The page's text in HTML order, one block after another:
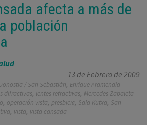
afecta a más de
población
13 de Febrero de 2009
Donostia / San Sebastián, Enrique Aramendia
difractivas, lentes refractivas, Mercedes Zabaleta
, operación vista, presbicia, Sala Kutxa, San
, vista, vista cansada